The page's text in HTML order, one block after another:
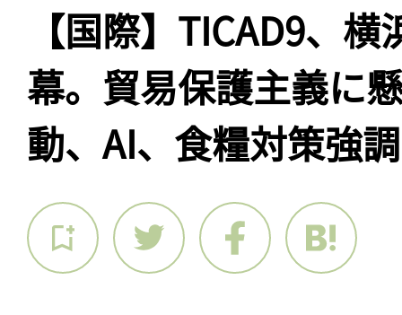
【国際】TICAD9、
幕。貿易保護主義に
動、AI、食糧対策強調